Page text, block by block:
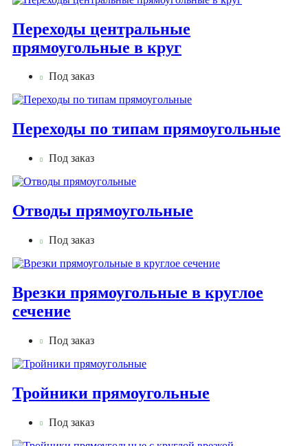
Переходы центральные
прямоугольные в круг
Под заказ
Переходы по типам прямоугольные
Под заказ
Отводы прямоугольные
Под заказ
Врезки прямоугольные в круглое
сечение
Под заказ
Тройники прямоугольные
Под заказ